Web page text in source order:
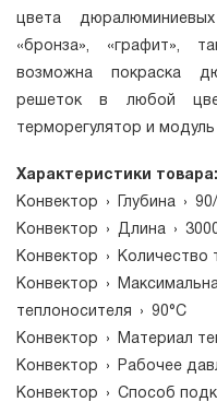
цвета
«бронза», «графит»,
возможна покраска
решеток в любой
терморегулятор и модуль
Характеристики товара:
Конвектор
› Глубина ›
Конвектор
› Длина ›
Конвектор
› Количество
Конвектор
›
теплоносителя
›
90°C
Конвектор
› Материал
Конвектор
› Рабочее
Конвектор
› Способ